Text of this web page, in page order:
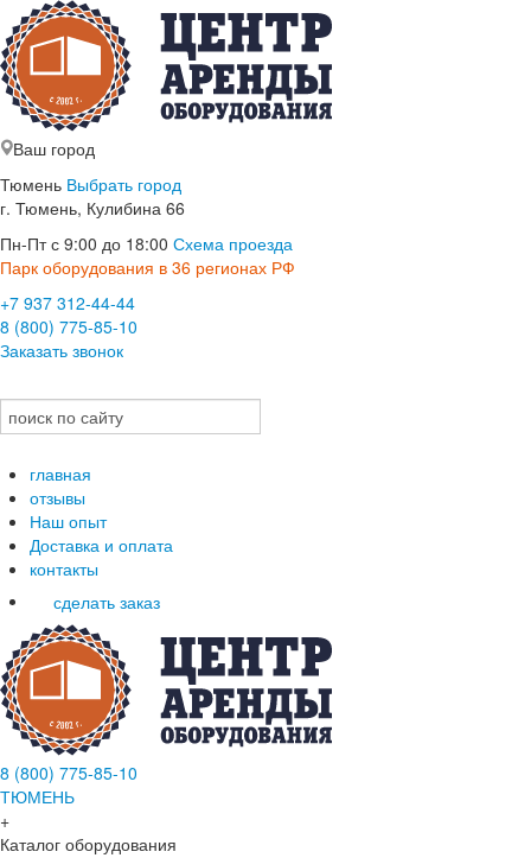
Ваш город
Тюмень Выбрать город
г. Тюмень, Кулибина 66
Пн-Пт с 9:00 до 18:00 Схема проезда
Парк оборудования в 36 регионах РФ
+7 937 312-44-44
8 (800) 775-85-10
Заказать звонок
главная
отзывы
Наш опыт
Доставка и оплата
контакты
сделать заказ
8 (800) 775-85-10
ТЮМЕНЬ
+
Каталог оборудования